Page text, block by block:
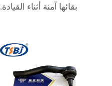
بقائها آمنة أثناء القيادة.